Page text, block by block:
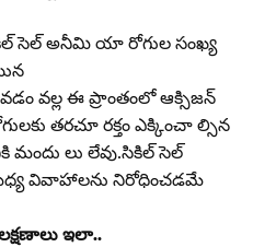
సెల్‌ అనీమి యా రోగుల సంఖ్య
వల్ల ఈ ప్రాంతంలో ఆక్సిజన్‌
తరచూ రక్తం ఎక్కించా ల్సిన
లు లేవు.సికిల్‌ సెల్‌
మధ్య వివాహాలను నిరోధించడమే
ఇలా..